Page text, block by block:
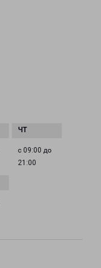
с 09:00 до
21:00